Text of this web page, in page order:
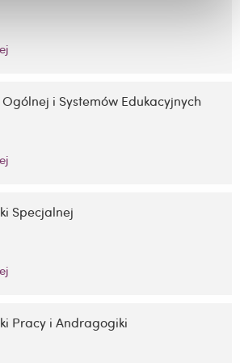
i Systemów Edukacyjnych
Specjalnej
Pracy i Andragogiki